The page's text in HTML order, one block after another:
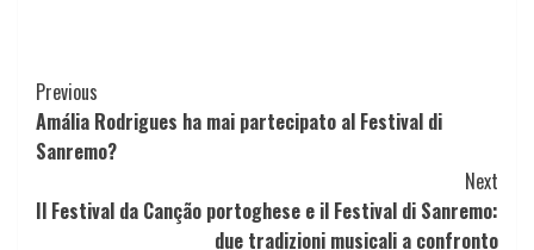
Continue
Reading
Previous
Amália Rodrigues ha mai partecipato al Festival di
Sanremo?
Next
Il Festival da Canção portoghese e il Festival di Sanremo:
due tradizioni musicali a confronto